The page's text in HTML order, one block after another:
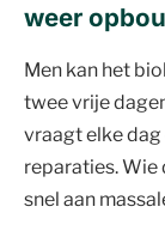
weer
Men kan het
twee vrije
vraagt elke
reparaties. Wie
snel aan